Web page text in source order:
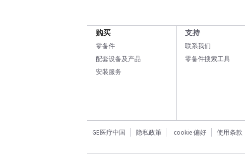
购买
零备件
配套设备及产品
安装服务
支持
联系我们
零备件搜索工具
GE医疗中国 隐私政策 cookie 偏好 使用条款